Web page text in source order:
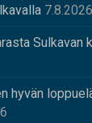
7.8.2026
Sulkavan
hyvän